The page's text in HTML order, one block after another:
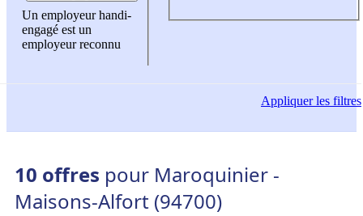
Un employeur handi-
engagé est un
employeur reconnu
Appliquerles filtres
10 offres pour Maroquinier -
Maisons-Alfort (94700)